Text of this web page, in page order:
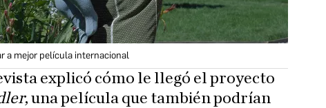
a mejor película internacional
explicó cómo le llegó el proyecto
, una película que también podrían